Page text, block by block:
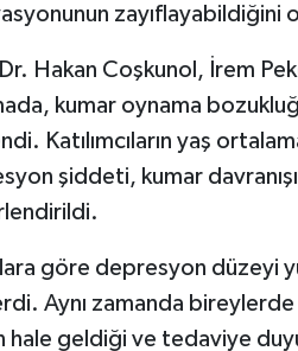
zayıflayabildiğini
Hakan Coşkunol, İrem
kumar oynama
Katılımcıların yaş
şiddeti, kumar
göre depresyon düzeyi
Aynı zamanda bireylerde
hale geldiği ve tedaviye